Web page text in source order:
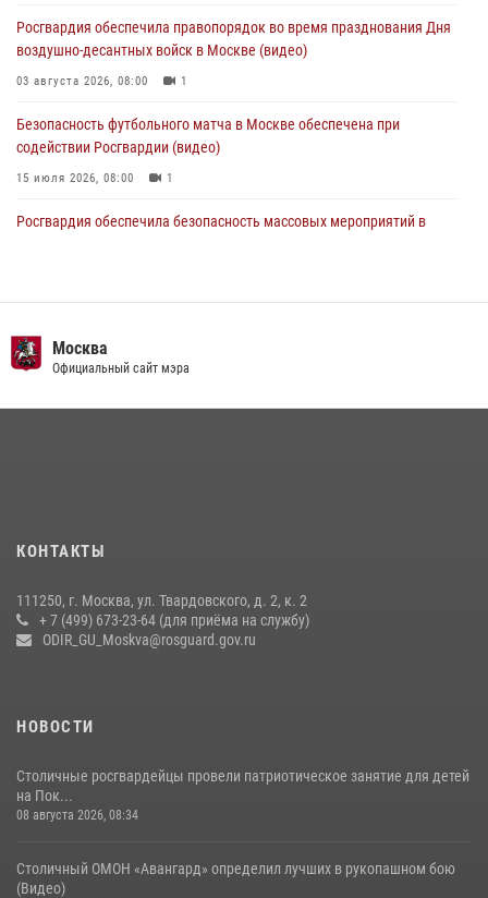
04 августа 2026, 18:16 5
Росгвардия обеспечила правопорядок во время празднования Дня
воздушно-десантных войск в Москве (видео)
03 августа 2026, 08:00 1
Безопасность футбольного матча в Москве обеспечена при
содействии Росгвардии (видео)
15 июля 2026, 08:00 1
Росгвардия обеспечила безопасность массовых мероприятий в
чемпионат по самбо (виео)
15 июля 2026, 14:00 8
Центр профессиональной подготовки сотрудников
матче в Москве обеспечила Росгвардия (видео)
Росгвардецы проверили места массового пребывания молодежи в
районе Китай-города (видео)
Москва
Официальный сайт мэра
КОНТАКТЫ
111250, г. Москва, ул. Твардовского, д. 2, к. 2
+ 7 (499) 673-23-64 (для приёма на службу)
ODIR_GU_Moskva@rosguard.gov.ru
НОВОСТИ
Столичные росгвардейцы провели патриотическое занятие для детей
на Пок...
08 августа 2026, 08:34
Столичный ОМОН «Авангард» определил лучших в рукопашном бою
(Видео)